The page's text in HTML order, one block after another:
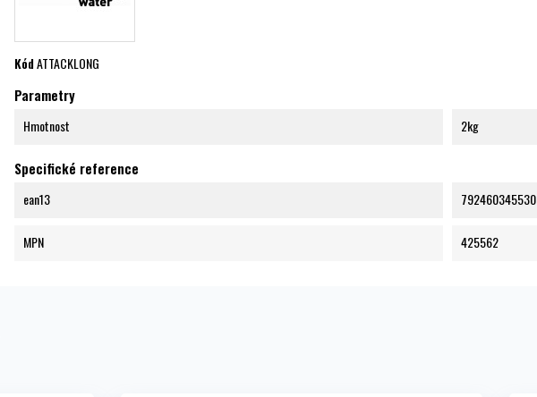
KódATTACKLONG
Parametry
Hmotnost 2kg
Specifické reference
ean13 792460345530
MPN 425562